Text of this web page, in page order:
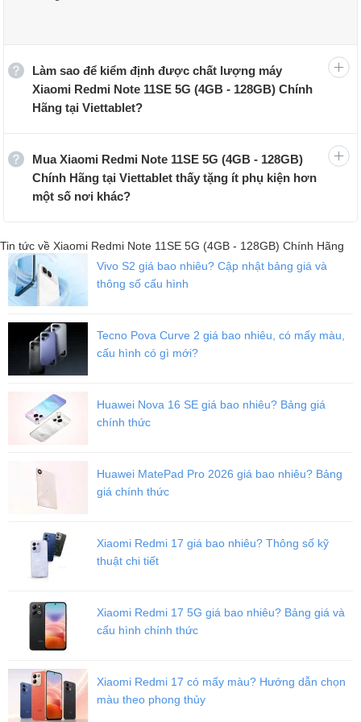
Cạnh phải là nơi đặt cụm phím âm lượng và phím nguồn tích hợp
cảm biến vân tay, đây quen thuộc của nhiều người dùng Redmi.
Màn hình
Redmi Note 11SE được trang bịmàn hình 6.5 inches,tấm nền
IPS LCD
tốc độ làm mới 90Hz, 400 nits.
cho khả năng hiển thị khá tốt về màu sắc tươi sáng, sống động và
mượt mà.
Làm sao để kiểm định được chất lượng máy
Xiaomi Redmi Note 11SE 5G (4GB - 128GB) Chính
Hãng tại Viettablet?
Mua Xiaomi Redmi Note 11SE 5G (4GB - 128GB)
Chính Hãng tại Viettablet thấy tặng ít phụ kiện hơn
một số nơi khác?
Tin tức về Xiaomi Redmi Note 11SE 5G (4GB - 128GB) Chính Hãng
Vivo S2 giá bao nhiêu? Cập nhật bảng giá và
thông số cấu hình
Tecno Pova Curve 2 giá bao nhiêu, có mấy màu,
cấu hình có gì mới?
Huawei Nova 16 SE giá bao nhiêu? Bảng giá
chính thức
Huawei MatePad Pro 2026 giá bao nhiêu? Bảng
giá chính thức
Xiaomi Redmi 17 giá bao nhiêu? Thông số kỹ
thuật chi tiết
Xiaomi Redmi 17 5G giá bao nhiêu? Bảng giá và
cấu hình chính thức
Xiaomi Redmi 17 có mấy màu? Hướng dẫn chọn
màu theo phong thủy